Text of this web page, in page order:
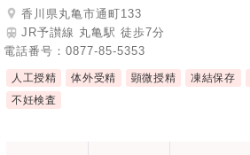
香川県丸亀市通町133
JR予讃線 丸亀駅 徒歩7分
電話番号： 0877-85-5353
人工授精 体外受精 顕微授精 凍結保存
不妊検査